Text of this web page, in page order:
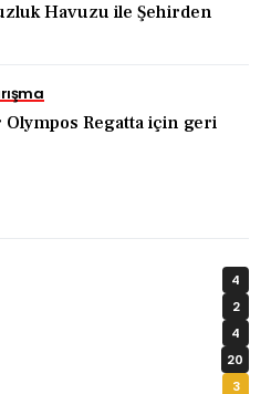
Havuzu ile Şehirden
Olympos Regatta için geri
4
2
4
20
3